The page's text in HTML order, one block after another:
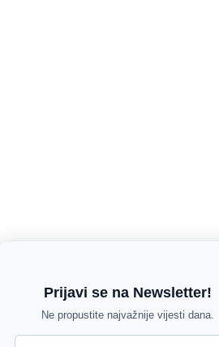
Prijavi se na Newsletter!
Ne propustite najvažnije vijesti dana.